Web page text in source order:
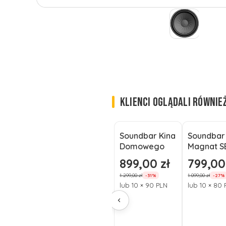
KLIENCI OGLĄDALI
Okazja
Soundbar Kina
Domowego
Magnat SBW
300 3.1 420W
Bezprzewodo
wy Subwoofer
BT
Cena promocyjna
899,00 zł
1 299,00 zł -31%
lub 10 × 90 PLN
Okazja
Soundbar
Magnat
280 2.1
Bluetooth
Cena
799,00
1 099,00 zł -27%
lub 10 × 80